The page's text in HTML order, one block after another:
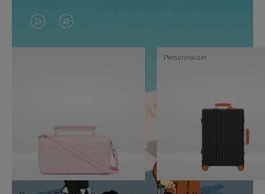
LA
VIDÉO
PAUSE,
APPUYEZ
SUR
LE
SON
DÉSACTIVÉ.
VEUILLEZ
Personnaliser